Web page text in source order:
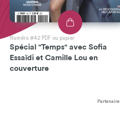
Numéro #42 PDF ou papier
Spécial "Temps" avec Sofia
Essaïdi et Camille Lou en
couverture
Partenaire